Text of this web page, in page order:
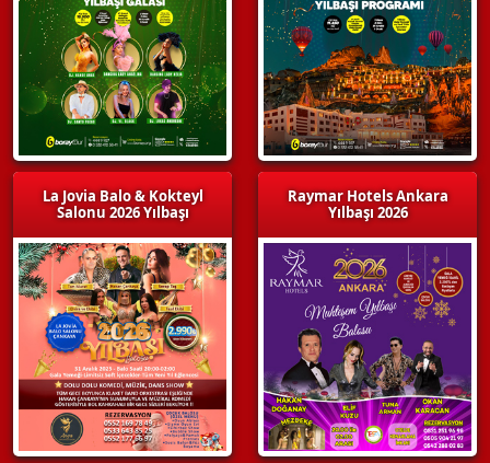
La Jovia Balo & Kokteyl
Salonu 2026 Yılbaşı
Raymar Hotels Ankara
Yılbaşı 2026